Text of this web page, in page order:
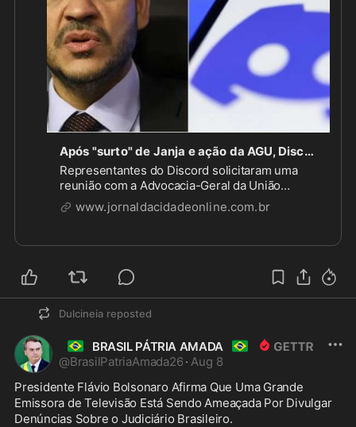
Canal do Telegram:
https://t.me/jornaldacidade...
Baixe o aplicativo:
https://www.jornaldacidadeonline.com.br/paginas/a
plica...
Após "surto" de Janja e ação da AGU, Discord solicita reunião
Representantes do Discord solicitaram uma
reunião com a Advocacia-Geral da União
(AGU), marcada para esta sexta-feira (7), para
apresentar propostas de adequação da
www.jornaldacidadeonline.com.br
Dulcineia reposted
🇧🇷 BRASIL PÁTRIA AMADA 🇧🇷
@BrasilPatriaAmada26 · Aug 8
Presidente Flávio Bolsonaro Afirma Que Uma Grande
Emissora de Televisão Está Sendo Ameaçada Por Divulgar
Denúncias Sobre o Judiciário Brasileiro.